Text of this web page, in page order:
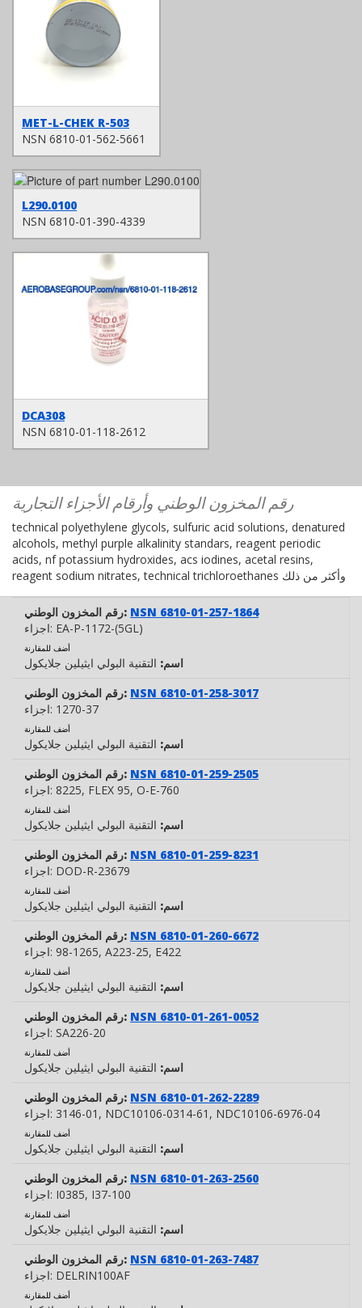
MET-L-CHEK R-503
NSN 6810-01-562-5661
L290.0100
NSN 6810-01-390-4339
DCA308
NSN 6810-01-118-2612
رقم المخزون الوطني وأرقام الأجزاء التجارية
technical polyethylene glycols, sulfuric acid solutions, denatured
alcohols, methyl purple alkalinity standars, reagent periodic
acids, nf potassium hydroxides, acs iodines, acetal resins,
reagent sodium nitrates, technical trichloroethanes وأكثر من ذلك
رقم المخزون الوطني: NSN 6810-01-257-1864
اجزاء: EA-P-1172-(5GL)
أضف للمقارنة
اسم: التقنية البولي ايثيلين جلايكول
رقم المخزون الوطني: NSN 6810-01-258-3017
اجزاء: 1270-37
أضف للمقارنة
اسم: التقنية البولي ايثيلين جلايكول
رقم المخزون الوطني: NSN 6810-01-259-2505
اجزاء: 8225, FLEX 95, O-E-760
أضف للمقارنة
اسم: التقنية البولي ايثيلين جلايكول
رقم المخزون الوطني: NSN 6810-01-259-8231
اجزاء: DOD-R-23679
أضف للمقارنة
اسم: التقنية البولي ايثيلين جلايكول
رقم المخزون الوطني: NSN 6810-01-260-6672
اجزاء: 98-1265, A223-25, E422
أضف للمقارنة
اسم: التقنية البولي ايثيلين جلايكول
رقم المخزون الوطني: NSN 6810-01-261-0052
اجزاء: SA226-20
أضف للمقارنة
اسم: التقنية البولي ايثيلين جلايكول
رقم المخزون الوطني: NSN 6810-01-262-2289
اجزاء: 3146-01 , NDC10106-0314-61 , NDC10106-6976-04
أضف للمقارنة
اسم: التقنية البولي ايثيلين جلايكول
رقم المخزون الوطني: NSN 6810-01-263-2560
اجزاء: I0385, I37-100
أضف للمقارنة
اسم: التقنية البولي ايثيلين جلايكول
رقم المخزون الوطني: NSN 6810-01-263-7487
اجزاء: DELRIN100AF
أضف للمقارنة